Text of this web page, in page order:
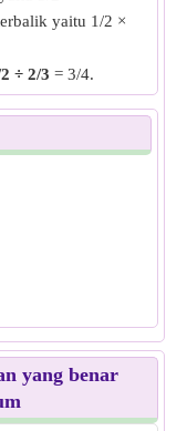
yaitu 1/2 ×
÷ 2/3 = 3/4.
tepat dari 7/12
15/6
yaitu 7/12
tepat dari
9/8
yaitu 11/13
yang benar